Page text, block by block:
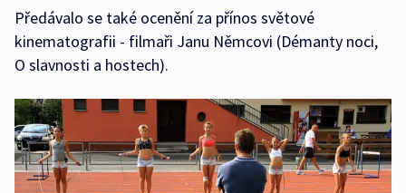
Předávalo se také ocenění za přínos světové
kinematografii - filmaři Janu Němcovi (Démanty noci,
O slavnosti a hostech).